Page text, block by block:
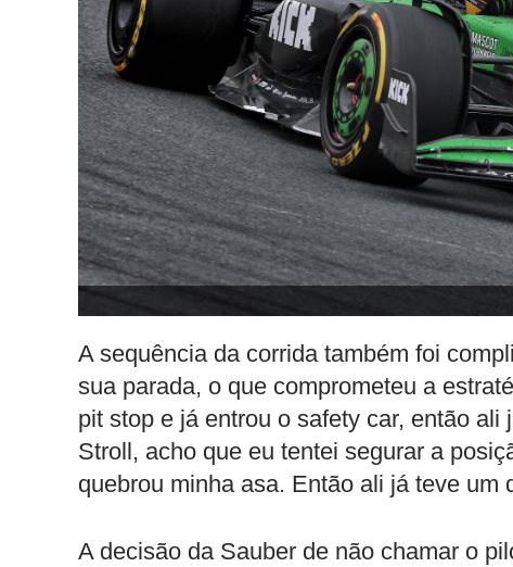
A sequência da corrida também foi
sua parada, o que comprometeu a
pit stop e já entrou o safety car, então
Stroll, acho que eu tentei segurar a
quebrou minha asa. Então ali já teve um
A decisão da Sauber de não chamar o